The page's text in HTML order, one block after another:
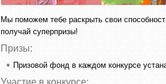
Мы поможем тебе раскрыть свои
получай суперпризы!
Призы:
Призовой фонд в каждом конкурсе
Участие в конкурсе: